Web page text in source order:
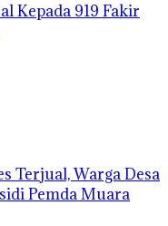
Kepada 919 Fakir
Terjual, Warga Desa
Pemda Muara